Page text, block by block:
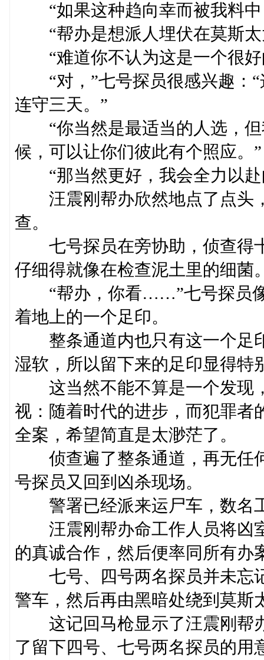
“如果这种趋向幸而被我料中
“帮办是想派人埋伏在莫斯太
“难道你不认为这是一个很好
“对，”七号探员很感兴趣：“
连守三天。”
“你当然是最适当的人选，但
候，可以让你们彼此有个照应。”
“那当然更好，我会全力以赴
汪震刚帮办欣然地点了点头
查。
七号探员在旁协助，侦查得
仔细得就像在检查泥土里的细菌
“帮办，你看……”七号探员像
着地上的一个足印。
整条通道内也只有这一个足
湿软，所以留下来的足印显得特
这当然不能不算是一个发现
视：随着时代的进步，而犯罪者
全案，希望简直是太渺茫了。
侦查遍了整条通道，再无任
号探员又回到凶杀现场。
警署已经派来运尸车，数名
汪震刚帮办命工作人员将凶
的真诚合作，然后便率同所有办
七号、四号两名探员并未忘
警车，然后再由黑暗处绕到莫斯
这记回马枪显示了汪震刚帮
了留下四号、七号两名探员的用